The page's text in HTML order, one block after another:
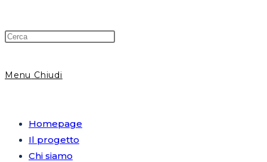
Menu Chiudi
Homepage
Il progetto
Chi siamo